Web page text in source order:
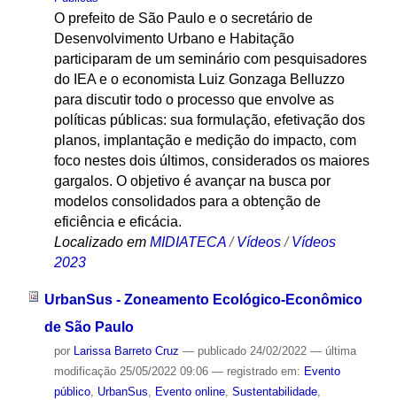
O prefeito de São Paulo e o secretário de
Desenvolvimento Urbano e Habitação
participaram de um seminário com pesquisadores
do IEA e o economista Luiz Gonzaga Belluzzo
para discutir todo o processo que envolve as
políticas públicas: sua formulação, efetivação dos
planos, implantação e medição do impacto, com
foco nestes dois últimos, considerados os maiores
gargalos. O objetivo é avançar na busca por
modelos consolidados para a obtenção de
eficiência e eficácia.
Localizado em MIDIATECA /Vídeos /Vídeos
2023
UrbanSus - Zoneamento Ecológico-Econômico
de São Paulo
por Larissa Barreto Cruz — publicado24/02/2022 — última
modificação25/05/2022 09:06 — registrado em: Evento
público, UrbanSus, Evento online, Sustentabilidade,